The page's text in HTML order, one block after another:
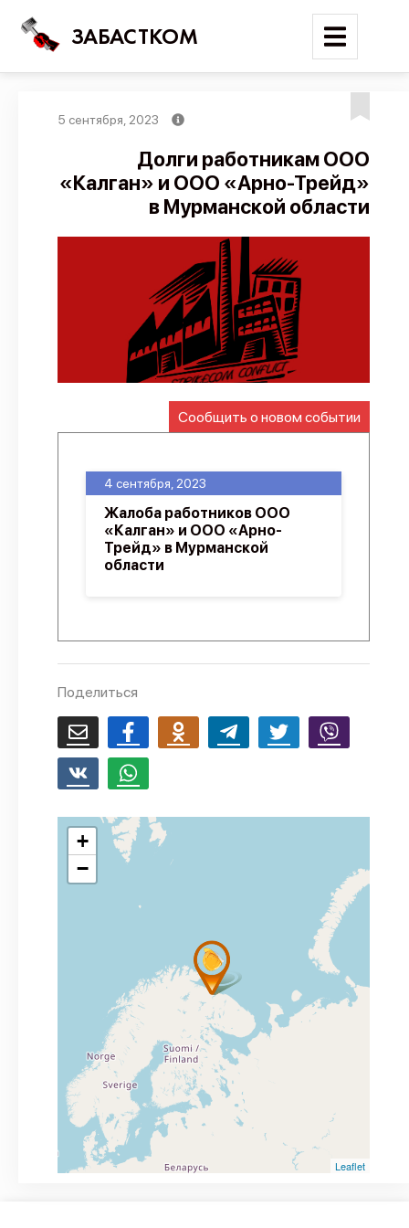
ЗАБАСТКОМ
Поиск
Новости
Карта событий
Трудовые конфликты
Отчеты
Предложить публикацию
Справочник
API
О проекте
5 сентября, 2023
Долги работникам ООО
«Калган» и ООО «Арно-Трейд»
в Мурманской области
Сообщить о новом событии
4 сентября, 2023
Жалоба работников ООО
«Калган» и ООО «Арно-
Трейд» в Мурманской
области
Поделиться
+
−
Leaflet